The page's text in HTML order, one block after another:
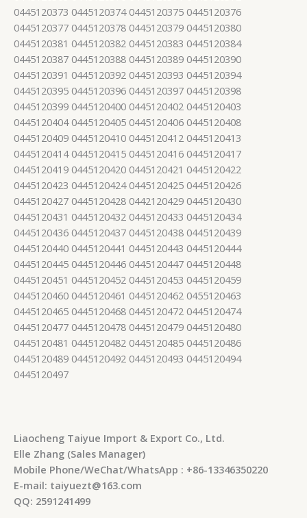
0445120373 0445120374 0445120375 0445120376
0445120377 0445120378 0445120379 0445120380
0445120381 0445120382 0445120383 0445120384
0445120387 0445120388 0445120389 0445120390
0445120391 0445120392 0445120393 0445120394
0445120395 0445120396 0445120397 0445120398
0445120399 0445120400 0445120402 0445120403
0445120404 0445120405 0445120406 0445120408
0445120409 0445120410 0445120412 0445120413
0445120414 0445120415 0445120416 0445120417
0445120419 0445120420 0445120421 0445120422
0445120423 0445120424 0445120425 0445120426
0445120427 0445120428 0442120429 0445120430
0445120431 0445120432 0445120433 0445120434
0445120436 0445120437 0445120438 0445120439
0445120440 0445120441 0445120443 0445120444
0445120445 0445120446 0445120447 0445120448
0445120451 0445120452 0445120453 0445120459
0445120460 0445120461 0445120462 0455120463
0445120465 0445120468 0445120472 0445120474
0445120477 0445120478 0445120479 0445120480
0445120481 0445120482 0445120485 0445120486
0445120489 0445120492 0445120493 0445120494
0445120497
Liaocheng Taiyue Import & Export Co., Ltd.
Elle Zhang (Sales Manager)
Mobile Phone/WeChat/WhatsApp : +86-13346350220
E-mail: taiyuezt@163.com
QQ: 2591241499